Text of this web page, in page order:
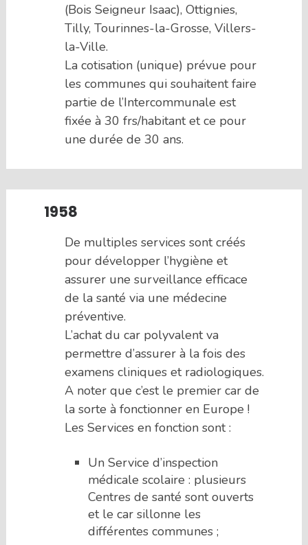
(Bois Seigneur Isaac), Ottignies,
Tilly, Tourinnes-la-Grosse, Villers-
la-Ville.
La cotisation (unique) prévue pour
les communes qui souhaitent faire
partie de l’Intercommunale est
fixée à 30 frs/habitant et ce pour
une durée de 30 ans.
1958
De multiples services sont créés
pour développer l’hygiène et
assurer une surveillance efficace
de la santé via une médecine
préventive.
L’achat du car polyvalent va
permettre d’assurer à la fois des
examens cliniques et radiologiques.
A noter que c’est le premier car de
la sorte à fonctionner en Europe !
Les Services en fonction sont :
Un Service d’inspection
médicale scolaire : plusieurs
Centres de santé sont ouverts
et le car sillonne les
différentes communes ;